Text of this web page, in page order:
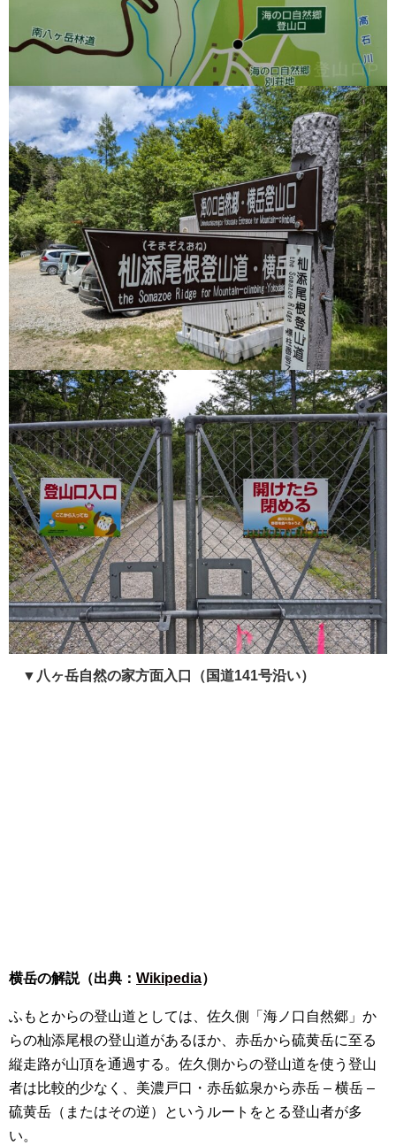
▼八ヶ岳自然の家方面入口（国道141号沿い）
横岳の解説（出典： Wikipedia）
ふもとからの登山道としては、佐久側「海ノ口自然郷」か
らの杣添尾根の登山道があるほか、赤岳から硫黄岳に至る
縦走路が山頂を通過する。佐久側からの登山道を使う登山
者は比較的少なく、美濃戸口・赤岳鉱泉から赤岳 – 横岳 –
硫黄岳（またはその逆）というルートをとる登山者が多
い。